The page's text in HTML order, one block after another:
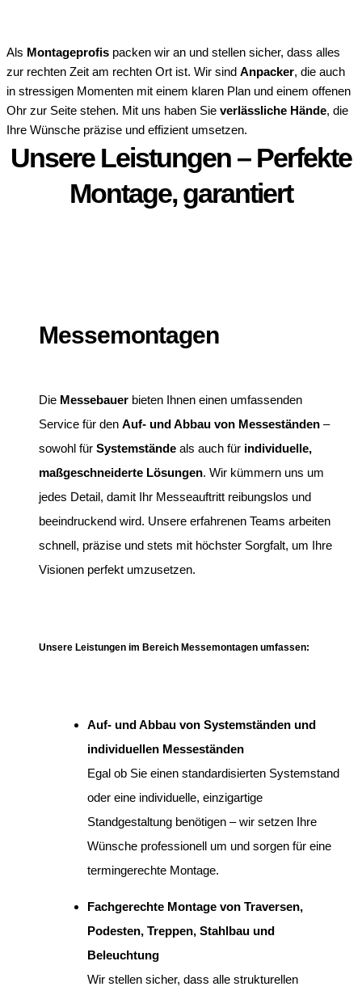
Als Montageprofis packen wir an und stellen sicher, dass alles
zur rechten Zeit am rechten Ort ist. Wir sind Anpacker, die auch
in stressigen Momenten mit einem klaren Plan und einem offenen
Ohr zur Seite stehen. Mit uns haben Sie verlässliche Hände, die
Ihre Wünsche präzise und effizient umsetzen.
Unsere Leistungen – Perfekte
Montage, garantiert
Messemontagen
Die Messebauer bieten Ihnen einen umfassenden
Service für den Auf- und Abbau von Messeständen –
sowohl für Systemstände als auch für individuelle,
maßgeschneiderte Lösungen. Wir kümmern uns um
jedes Detail, damit Ihr Messeauftritt reibungslos und
beeindruckend wird. Unsere erfahrenen Teams arbeiten
schnell, präzise und stets mit höchster Sorgfalt, um Ihre
Visionen perfekt umzusetzen.
Unsere Leistungen im Bereich Messemontagen umfassen:
Auf- und Abbau von Systemständen und
individuellen Messeständen
Egal ob Sie einen standardisierten Systemstand
oder eine individuelle, einzigartige
Standgestaltung benötigen – wir setzen Ihre
Wünsche professionell um und sorgen für eine
termingerechte Montage.
Fachgerechte Montage von Traversen,
Podesten, Treppen, Stahlbau und
Beleuchtung
Wir stellen sicher, dass alle strukturellen